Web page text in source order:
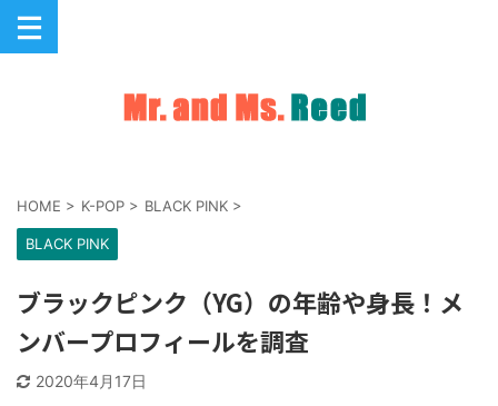
HOME > K-POP > BLACK PINK >
BLACK PINK
ブラックピンク（YG）の年齢や身長！メ
ンバープロフィールを調査
2020年4月17日